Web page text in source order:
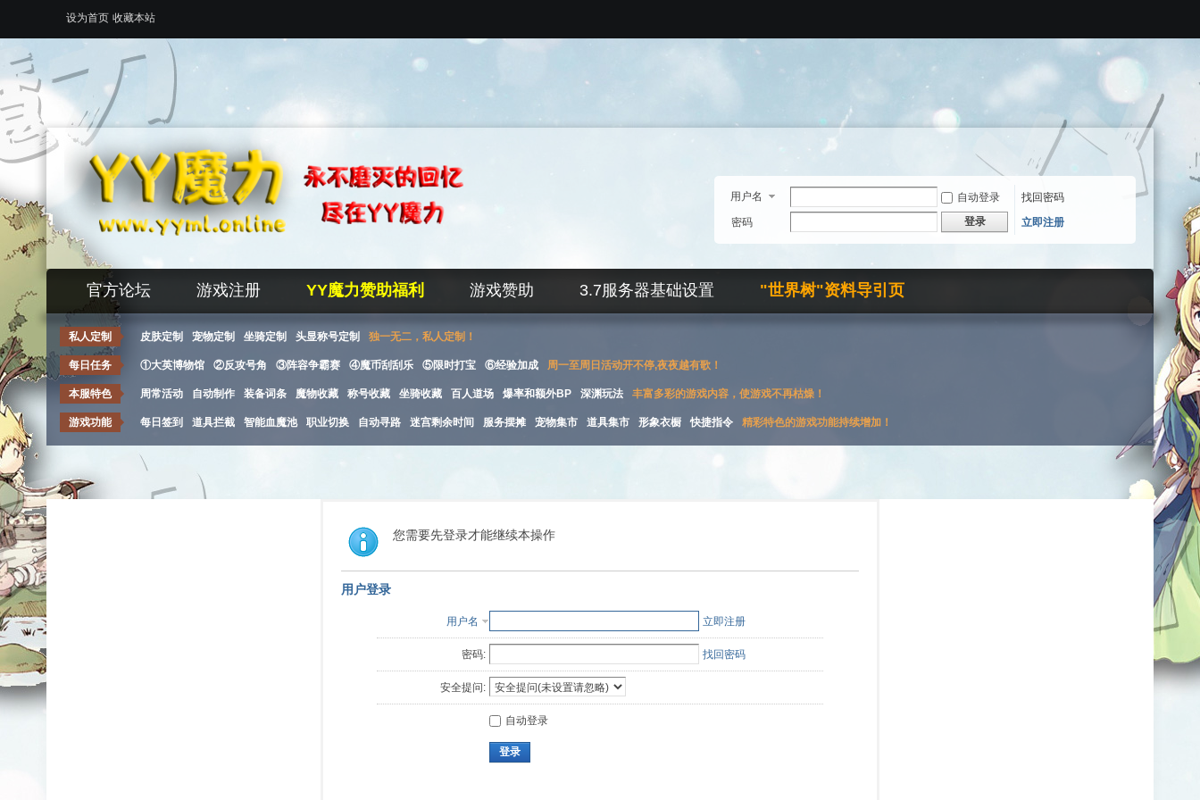
设为首页 收藏本站
用户名 自动登录
找回密码
密码
登录 立即注册
官方论坛 游戏注册 YY魔力赞助福利 游戏赞助 3.7服务器基础设置 "世界树"资料导引页
私人定制 皮肤定制 宠物定制 坐骑定制 头显称号定制 独一无二，私人定制！
每日任务 ①大英博物馆 ②反攻号角 ③阵容争霸赛 ④魔币刮刮乐 ⑤限时打宝 ⑥经验加成 周一至周日活动开不停,夜夜越有歌！
本服特色 周常活动 自动制作 装备词条 魔物收藏 称号收藏 坐骑收藏 百人道场 爆率和额外BP 深渊玩法 丰富多彩的游戏内容，使游戏不再枯燥！
游戏功能 每日签到 道具拦截 智能血魔池 职业切换 自动寻路 迷宫剩余时间 服务摆摊 宠物集市 道具集市 形象衣橱 快捷指令 精彩特色的游戏功能持续增加！
您需要先登录才能继续本操作
用户登录
用户名 立即注册
密码: 找回密码
安全提问:
自动登录
登录